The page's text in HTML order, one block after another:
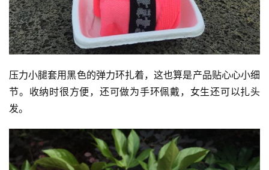
压力小腿套用黑色的弹力环扎着，这也算是产品贴心心小细
节。收纳时很方便，还可做为手环佩戴，女生还可以扎头
发。